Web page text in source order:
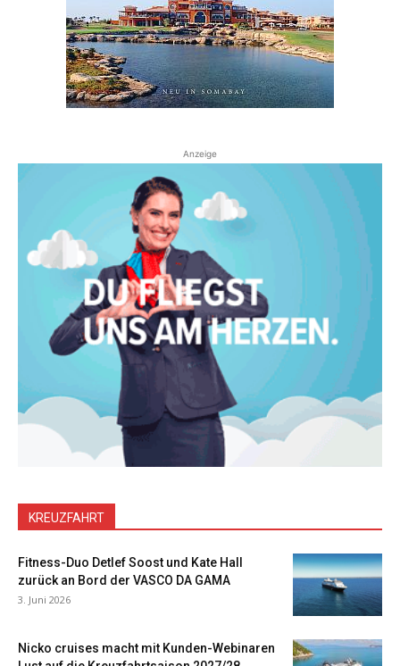
Anzeige
KREUZFAHRT
Fitness-Duo Detlef Soost und Kate Hall
zurück an Bord der VASCO DA GAMA
3. Juni 2026
Nicko cruises macht mit Kunden-Webinaren